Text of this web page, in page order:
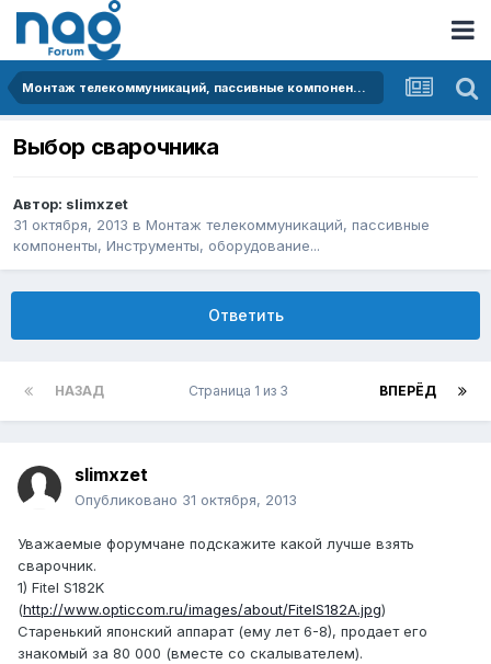
Монтаж телекоммуникаций, пассивные компоненты, Инструменты, оборудование...
Выбор сварочника
Автор: slimxzet
31 октября, 2013 в Монтаж телекоммуникаций, пассивные
компоненты, Инструменты, оборудование...
Ответить
НАЗАД ВПЕРЁД
Страница 1 из 3
slimxzet
Опубликовано 31 октября, 2013
Уважаемые форумчане подскажите какой лучше взять
сварочник.
1) Fitel S182K
(http://www.opticcom.ru/images/about/FitelS182A.jpg)
Старенький японский аппарат (ему лет 6-8), продает его
знакомый за 80 000 (вместе со скалывателем).